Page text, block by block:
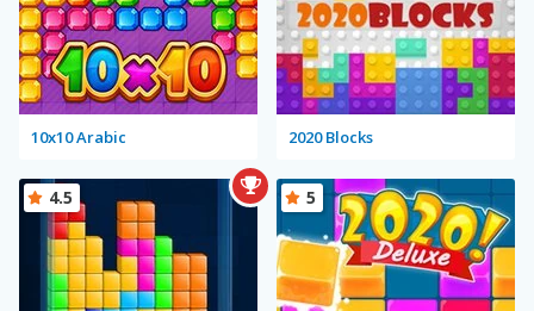
10x10 Arabic 2020 Blocks
4.5 5